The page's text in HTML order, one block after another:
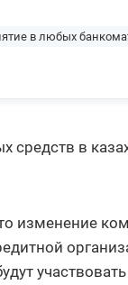
в любых
в
изменение